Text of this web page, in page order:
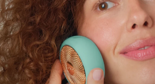
FAQ™ Pure Beauty-Tech Elixir
issa™ Teeth Whitening Set
Français
Italiano
Polski
Svenska
Türkçe
简体中文 繁